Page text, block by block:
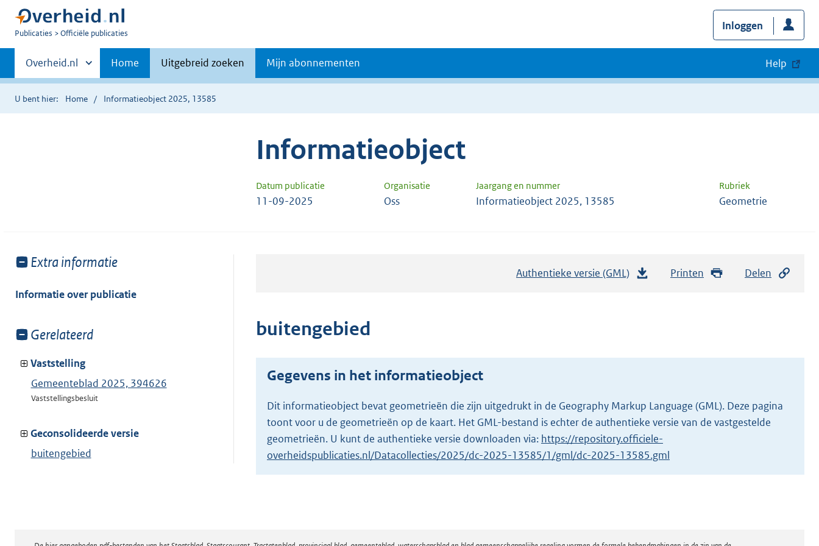
U
Publicaties Officiële publicaties
Inloggen
Primaire
navigatie
Andere
sites
binnen
Overheid.nl Home Uitgebreid zoeken Mijn abonnementen Help
U bent hier: Home Informatieobject 2025, 13585
Informatieobject
Datum publicatie Organisatie Jaargang en nummer Rubriek
11-09-2025 Oss Informatieobject 2025, 13585 Geometrie
Toon
van:
Extra informatie
Informatie over publicatie
Toon
van:
Gerelateerd
Vaststelling
Gemeenteblad 2025, 394626
Vaststellingsbesluit
Geconsolideerde versie
buitengebied
Authentieke versie (GML)
n
g
r
o
o
Printen Delen
buitengebied
Gegevens in het informatieobject
Dit informatieobject bevat geometrieën die zijn uitgedrukt in de Geography Markup Language (GML). Deze pagina
toont voor u de geometrieën op de kaart. Het GML-bestand is echter de authentieke versie van de vastgestelde
geometrieën. U kunt de authentieke versie downloaden via: https://repository.officiele-
overheidspublicaties.nl/Datacollecties/2025/dc-2025-13585/1/gml/dc-2025-13585.gml